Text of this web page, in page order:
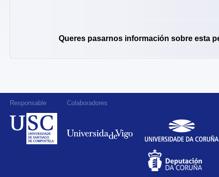
Queres pasarnos información sobre esta
Responsable Colaboradores